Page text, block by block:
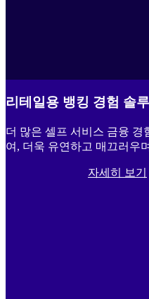
리테일용 뱅킹 경험 솔
더 많은 셀프 서비스 금융
여, 더욱 유연하고 매끄러우
자세히 보기